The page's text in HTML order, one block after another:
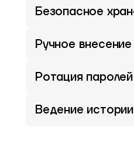
Безопасное
Ручное
Ротация
Ведение